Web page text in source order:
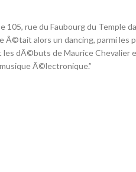
rue du Faubourg du Temple
Ã©tait alors un dancing, parmi
dÃ©buts de Maurice Chevalier et
Ã©lectronique.”